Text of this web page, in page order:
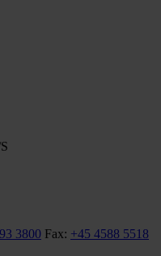
3800 Fax: +45 4588 5518